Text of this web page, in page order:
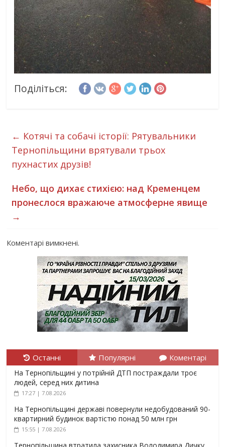
Поділіться:
← Котячі та собачі історії: Рятувальники
Тернопільщини врятували трьох
пухнастих друзів!
Небо, що дихає стихією: над Кременцем
пронеслося вражаюче атмосферне явище
→
Коментарі вимкнені.
Останні Популярні Коментарі
На Тернопільщині у потрійній ДТП постраждали троє
людей, серед них дитина
17:27 | 7.08.2026
На Тернопільщині державі повернули недобудований 90-
квартирний будинок вартістю понад 50 млн грн
15:55 | 7.08.2026